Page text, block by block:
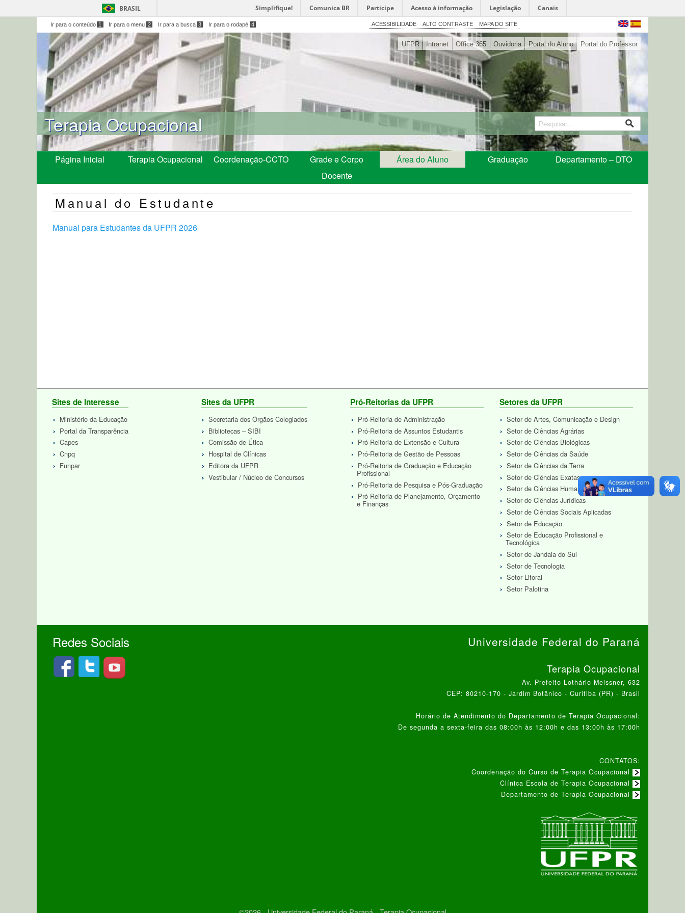
BRASIL Simplifique! Comunica BR Participe Acesso à informação Legislação Canais
Ir para o conteúdo 1 Ir para o menu 2 Ir para a busca 3 Ir para o rodapé 4 ACESSIBILIDADE ALTO CONTRASTE MAPA DO SITE
UFPR Intranet Office 365 Ouvidoria Portal do Aluno Portal do Professor
Terapia Ocupacional
Página Inicial Terapia Ocupacional Coordenação-CCTO
Grade e Corpo
Docente
Área do Aluno Graduação Departamento – DTO
Manual do Estudante
Manual para Estudantes da UFPR 2026
Sites de Interesse
Ministério da Educação
Portal da Transparência
Capes
Cnpq
Funpar
Sites da UFPR
Secretaria dos Órgãos Colegiados
Bibliotecas – SIBI
Comissão de Ética
Hospital de Clínicas
Editora da UFPR
Vestibular / Núcleo de Concursos
Pró-Reitorias da UFPR
Pró-Reitoria de Administração
Pró-Reitoria de Assuntos Estudantis
Pró-Reitoria de Extensão e Cultura
Pró-Reitoria de Gestão de Pessoas
Pró-Reitoria de Graduação e Educação
Profissional
Pró-Reitoria de Pesquisa e Pós-Graduação
Pró-Reitoria de Planejamento, Orçamento
e Finanças
Setores da UFPR
Setor de Artes, Comunicação e Design
Setor de Ciências Agrárias
Setor de Ciências Biológicas
Setor de Ciências da Saúde
Setor de Ciências da Terra
Setor de Ciências Exatas
Setor de Ciências Humanas
Setor de Ciências Jurídicas
Setor de Ciências Sociais Aplicadas
Setor de Educação
Setor de Educação Profissional e
Tecnológica
Setor de Jandaia do Sul
Setor de Tecnologia
Setor Litoral
Setor Palotina
Redes Sociais Universidade Federal do Paraná
Terapia Ocupacional
Av. Prefeito Lothário Meissner, 632
CEP: 80210-170 - Jardim Botânico - Curitiba (PR) - Brasil
Horário de Atendimento do Departamento de Terapia Ocupacional:
De segunda a sexta-feira das 08:00h às 12:00h e das 13:00h às 17:00h
CONTATOS:
Coordenação do Curso de Terapia Ocupacional
Clínica Escola de Terapia Ocupacional
Departamento de Terapia Ocupacional